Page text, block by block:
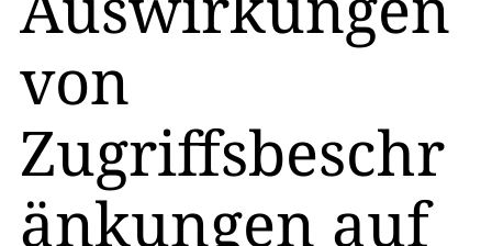
von
Zugriffsbeschr
änkungen auf